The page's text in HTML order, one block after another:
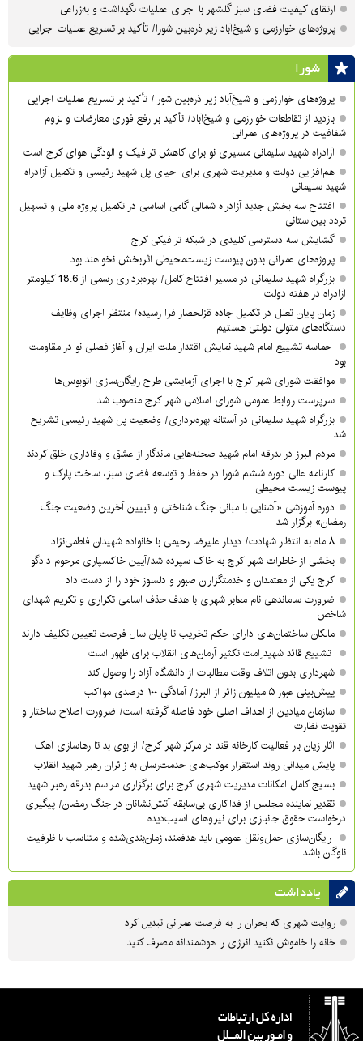
ارتقای کیفیت فضای سبز گلشهر با اجرای عملیات نگهداشت و به‌زراعی
پروژه‌های خوارزمی و شیخ‌آباد زیر ذره‌بین شورا/ تأکید بر تسریع عملیات اجرایی
شورا
پروژه‌های خوارزمی و شیخ‌آباد زیر ذره‌بین شورا/ تأکید بر تسریع عملیات اجرایی
بازدید از تقاطعات خوارزمی و شیخ‌آباد/ تأکید بر رفع فوری معارضات و لزوم
شفافیت در پروژه‌های عمرانی
آزادراه شهید سلیمانی مسیری نو برای کاهش ترافیک و آلودگی هوای کرج است
هم‌افزایی دولت و مدیریت شهری برای احیای پل شهید رئیسی و تکمیل آزادراه
شهید سلیمانی
افتتاح سه بخش جدید آزادراه شمالی گامی اساسی در تکمیل پروژه ملی و تسهیل
تردد بین‌استانی
گشایش سه دسترسی کلیدی در شبکه ترافیکی کرج
پروژه‌های عمرانی بدون پیوست زیست‌محیطی اثربخش نخواهند بود
بزرگراه شهید سلیمانی در مسیر افتتاح کامل/ بهره‌برداری رسمی از 18.6 کیلومتر
آزادراه در هفته دولت
زمان پایان تعلل در تکمیل جاده قزلحصار فرا رسیده/ منتظر اجرای وظایف
دستگاه‌های متولی دولتی هستیم
حماسه تشییع امام شهید نمایش اقتدار ملت ایران و آغاز فصلی نو در مقاومت
بود
موافقت شورای شهر کرج با اجرای آزمایشی طرح رایگان‌سازی اتوبوس‌ها
سرپرست روابط عمومی شورای اسلامی شهر کرج منصوب شد
بزرگراه شهید سلیمانی در آستانه بهره‌برداری/ وضعیت پل شهید رئیسی تشریح
شد
مردم البرز در بدرقه امام شهید صحنه‌هایی ماندگار از عشق و وفاداری خلق کردند
کارنامه عالی دوره ششم شورا در حفظ و توسعه فضای سبز، ساخت پارک و
پیوست زیست محیطی
دوره آموزشی «آشنایی با مبانی جنگ شناختی و تبیین آخرین وضعیت جنگ
رمضان» برگزار شد
۸ ماه به انتظار شهادت/ دیدار علیرضا رحیمی با خانواده شهیدان فاطمی‌نژاد
بخشی از خاطرات شهر کرج به خاک سپرده شد/آیین خاکسپاری مرحوم دادگو
کرج یکی از معتمدان و خدمتگزاران صبور و دلسوز خود را از دست داد
ضرورت ساماندهی نام‌ معابر شهری با هدف حذف اسامی تکراری و تکریم شهدای
شاخص
مالکان ساختمان‌های دارای حکم تخریب تا پایان سال فرصت تعیین تکلیف دارند
تشییع قائد شهید ِامت تکثیر آرمان‌های انقلاب برای ظهور است
شهرداری بدون اتلاف وقت مطالبات از دانشگاه آزاد را وصول کند
پیش‌بینی عبور ۵ میلیون زائر از البرز/ آمادگی ۱۰۰ درصدی مواکب
سازمان میادین از اهداف اصلی خود فاصله گرفته است/ ضرورت اصلاح ساختار و
تقویت نظارت
آثار زیان بار فعالیت کارخانه قند در مرکز شهر کرج/ از بوی بد تا رهاسازی آهک
پایش میدانی روند استقرار موکب‌های خدمت‌رسان به زائران رهبر شهید انقلاب
بسیج کامل امکانات مدیریت شهری کرج برای برگزاری مراسم بدرقه رهبر شهید
تقدیر نماینده مجلس از فداکاری بی‌سابقه آتش‌نشانان در جنگ رمضان/ پیگیری
درخواست حقوق جانبازی برای نیروهای آسیب‌دیده
رایگان‌سازی حمل‌ونقل عمومی باید هدفمند، زمان‌بندی‌شده و متناسب با ظرفیت
ناوگان باشد
یادداشت
روایت شهری که بحران را به فرصت عمرانی تبدیل کرد
خانه را خاموش نکنید انرژی را هوشمندانه مصرف کنید